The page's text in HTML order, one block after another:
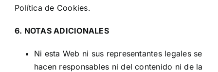
Política de Cookies.
6. NOTAS ADICIONALES
Ni esta Web ni sus representantes legales se
hacen responsables ni del contenido ni de la